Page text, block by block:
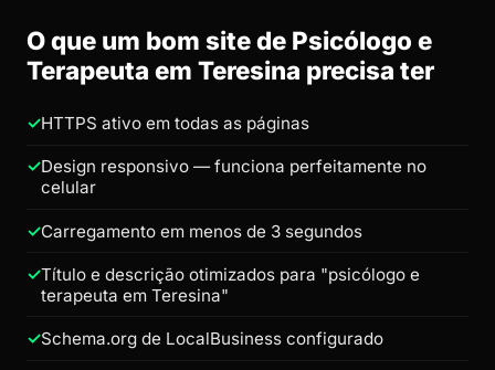
O que um bom site de Psicólogo e
Terapeuta em Teresina precisa ter
HTTPS ativo em todas as páginas
Design responsivo — funciona perfeitamente no
celular
Carregamento em menos de 3 segundos
Título e descrição otimizados para "psicólogo e
terapeuta em Teresina"
Schema.org de LocalBusiness configurado